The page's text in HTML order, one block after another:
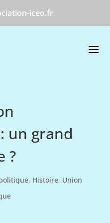
iceo.fr
un grand
?
, Histoire, Union